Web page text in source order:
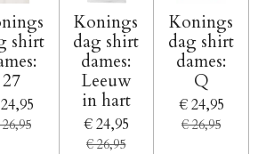
shirt
27
Konings
dag shirt
dames:
Leeuw
in hart
€ 24,95
€ 26,95
Konings
dag shirt
dames:
Q
€ 24,95
€ 26,95